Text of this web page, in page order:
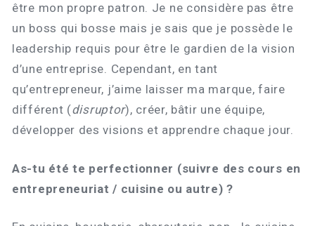
être mon propre patron. Je ne considère pas être
un boss qui bosse mais je sais que je possède le
leadership requis pour être le gardien de la vision
d’une entreprise. Cependant, en tant
qu’entrepreneur, j’aime laisser ma marque, faire
différent (disruptor), créer, bâtir une équipe,
développer des visions et apprendre chaque jour.
As-tu été te perfectionner (suivre des cours en
entrepreneuriat / cuisine ou autre) ?